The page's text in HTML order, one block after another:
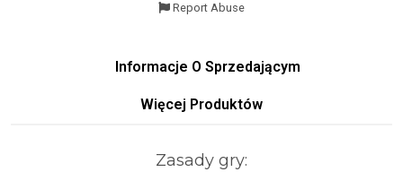
Report Abuse
Informacje O Sprzedającym
Więcej Produktów
Zasady gry: